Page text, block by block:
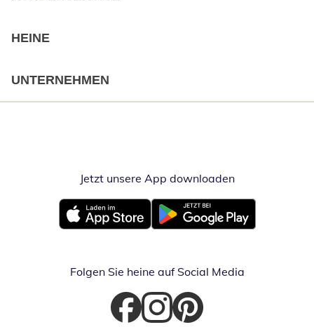
HEINE
UNTERNEHMEN
Jetzt unsere App downloadenÖffnet in
Öffnet in neuem FensterÖffnet in neuem Fenster
Folgen Sie heine auf Social Media
Öffnet in neuem Fenster
Öffnet in neuem Fenster
Öffnet in neuem Fenster